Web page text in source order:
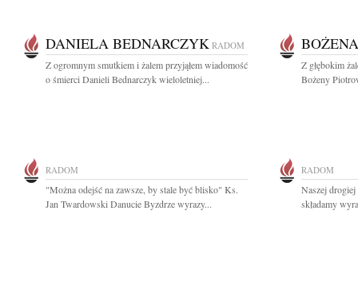
DANIELA BEDNARCZYK RADOM
Z ogromnym smutkiem i żalem przyjąłem wiadomość
o śmierci Danieli Bednarczyk wieloletniej...
Z głębokim
Bożeny
RADOM
"Można odejść na zawsze, by stale być blisko" Ks.
Jan Twardowski Danucie Byzdrze wyrazy...
RADOM
Naszej
składamy